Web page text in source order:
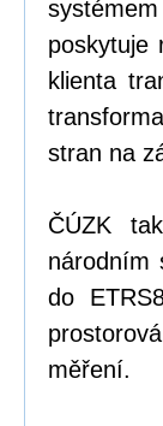
poskytuje
klienta
stran na
ČÚZK
národním
do
měření.